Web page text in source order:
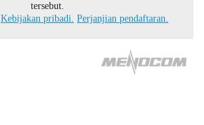
tersebut.
Kebijakan pribadi. Perjanjian pendaftaran.